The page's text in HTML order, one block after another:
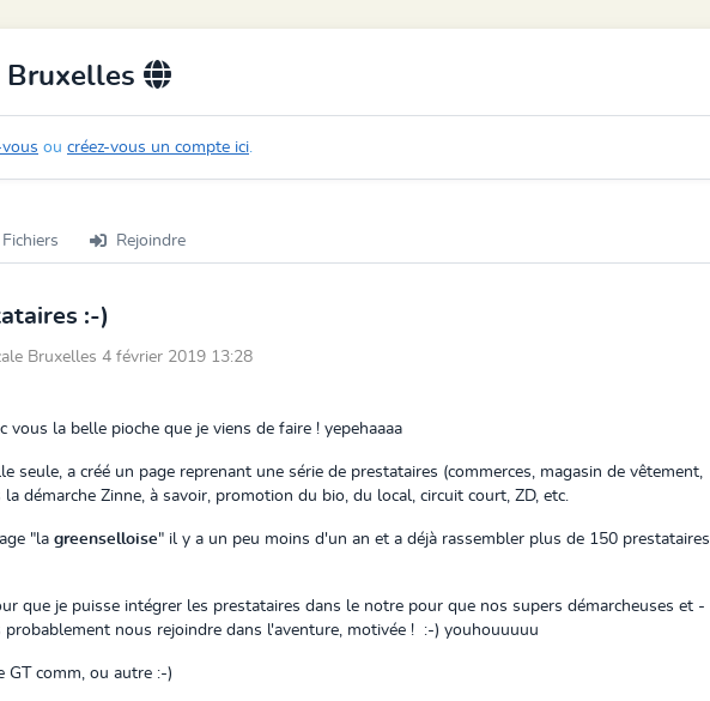
Bruxelles
ou créez-vous un compte ici.
Fichiers Rejoindre
:-)
Bruxelles 4 février 2019 13:28
la belle pioche que je viens de faire ! yepehaaaa
seule, a créé un page reprenant une série de prestataires (commerces, magasin de vêtement,
démarche Zinne, à savoir, promotion du bio, du local, circuit court, ZD, etc.
"la greenselloise" il y a un peu moins d'un an et a déjà rassembler plus de 150 prestataires
que je puisse intégrer les prestataires dans le notre pour que nos supers démarcheuses et -
nous rejoindre dans l'aventure, motivée ! :-) youhouuuuu
GT comm, ou autre :-)